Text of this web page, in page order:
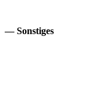
— Sonstiges